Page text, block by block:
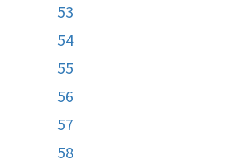
53
54
55
56
57
58